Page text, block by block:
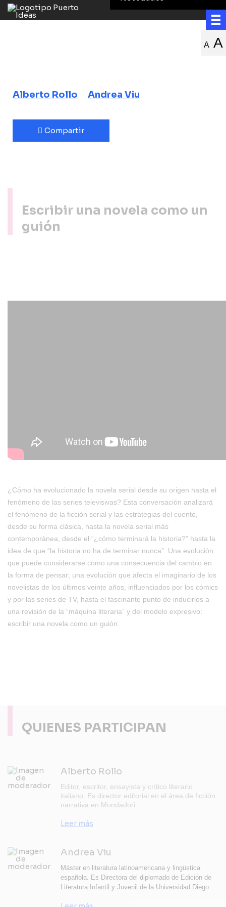
A A
Alberto Rollo Andrea Viu
Compartir
Escribir una novela como un
guión
¿Cómo ha evolucionado la novela serial desde su origen hasta el
fenómeno de las series televisivas? Esta conversación analizará
el fenómeno de la ficción serial y las estrategias del cuento,
desde su forma clásica, hasta la novela serial más
contemporánea, desde el “¿cómo terminará la historia?” hasta la
idea de que “la historia no ha de terminar nunca”. Una evolución
que puede considerarse como una consecuencia del cambio en
la forma de pensar; una evolución que afecta el imaginario de los
novelistas de los últimos veinte años, influenciados por los cómics
y por las series de TV, hasta el fascinante punto de inducirlos a
una revisión de la “máquina literaria” y del modelo expresivo:
escribir una novela como un guión.
QUIENES PARTICIPAN
Alberto Rollo
Editor, escritor, ensayista y crítico literario
italiano. Es director editorial en el área de ficción
narrativa en Mondadori…
Leer más
Andrea Viu
Máster en literatura latinoamericana y lingüstica
española. Es Directora del diplomado de Edición de
Literatura Infantil y Juvenil de la Universidad Diego…